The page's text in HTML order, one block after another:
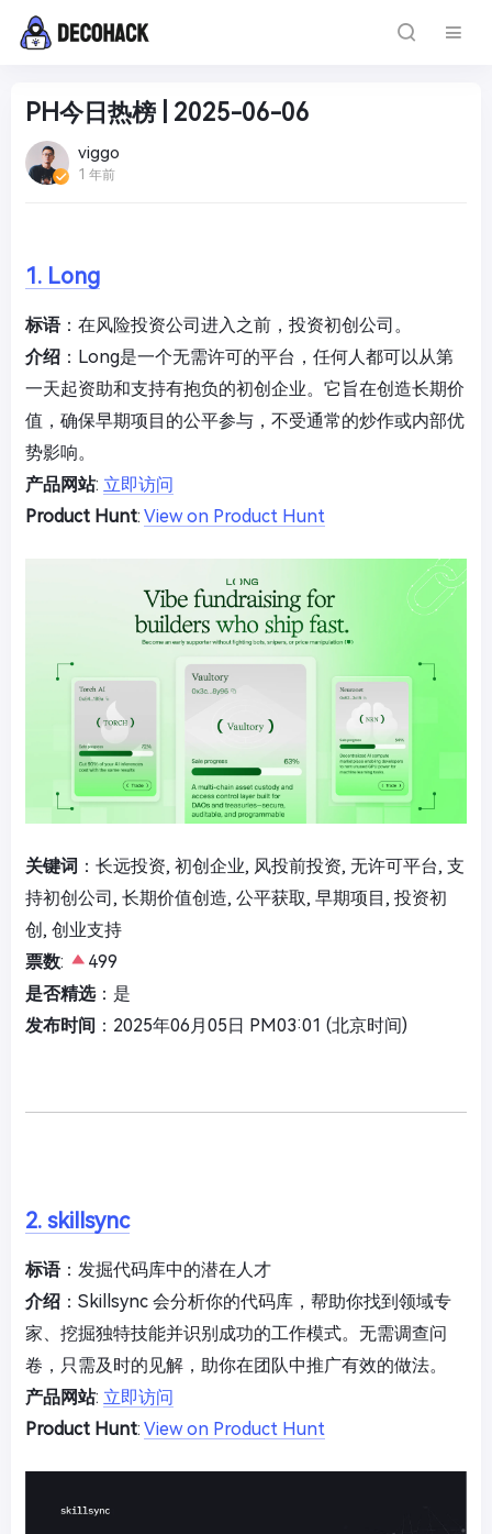
PH今日热榜 | 2025-06-06
viggo
1 年前
1. Long
标语：在风险投资公司进入之前，投资初创公司。
介绍 ：Long是一个无需许可的平台，任何人都可以从第
一天起资助和支持有抱负的初创企业。它旨在创造长期价
值，确保早期项目的公平参与，不受通常的炒作或内部优
势影响。
产品网站: 立即访问
Product Hunt: View on Product Hunt
关键词 ：长远投资, 初创企业, 风投前投资, 无许可平台, 支
持初创公司, 长期价值创造, 公平获取, 早期项目, 投资初
创, 创业支持
票数:
499
是否精选：是
发布时间 ：2025年06月05日 PM03:01 (北京时间)
2. skillsync
标语：发掘代码库中的潜在人才
介绍 ：Skillsync 会分析你的代码库，帮助你找到领域专
家、挖掘独特技能并识别成功的工作模式。无需调查问
卷，只需及时的见解，助你在团队中推广有效的做法。
产品网站: 立即访问
Product Hunt: View on Product Hunt